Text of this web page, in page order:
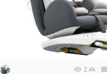
2.4k